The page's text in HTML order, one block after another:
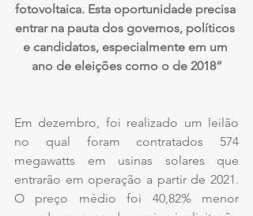
fotovoltaica. Esta oportunidade precisa
entrar na pauta dos governos, políticos
e candidatos, especialmente em um
ano de eleições como o de 2018”
Em dezembro, foi realizado um leilão
no qual foram contratados 574
megawatts em usinas solares que
entrarão em operação a partir de 2021.
O preço médio foi 40,82% menor